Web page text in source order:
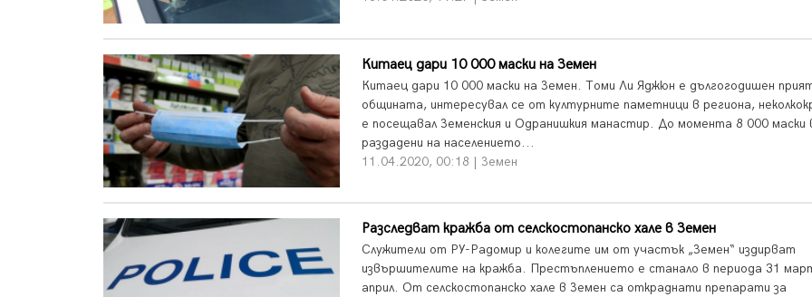
Китаец дари 10 000 маски на Земен
Китаец дари 10 000 маски на Земен. Томи Ли Яджюн е дългогодишен
общината, интересувал се от културните паметници в региона,
е посещавал Земенския и Одранишкия манастир. До момента 8 000 маски
раздадени на населението...
11.04.2020, 00:18 | Земен
Разследват кражба от селскостопанско хале в Земен
Служители от РУ-Радомир и колегите им от участък „Земен“ издирват
извършителите на кражба. Престъплението е станало в периода 31
април. От селскостопанско хале в Земен са откраднати препарати за